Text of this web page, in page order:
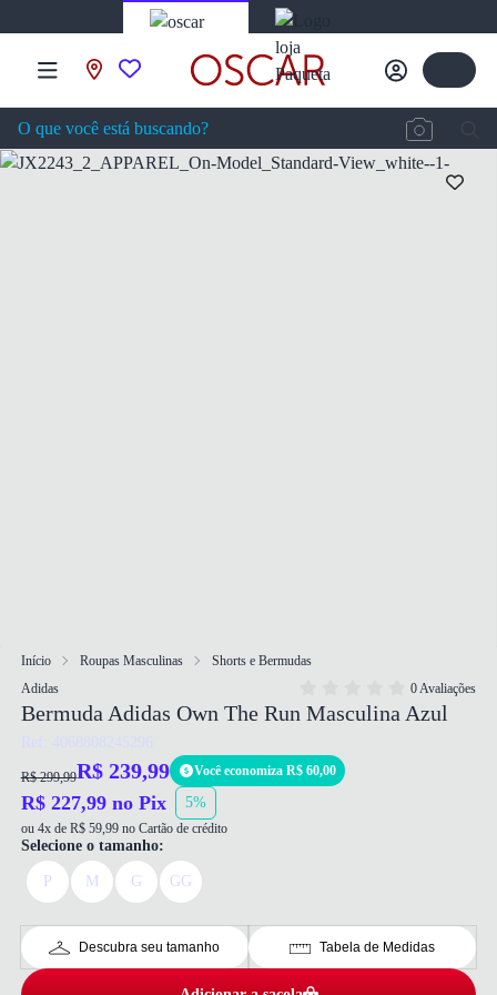
Início Roupas Masculinas
Shorts e Bermudas
Adidas
0 Avaliações
Bermuda Adidas Own The Run Masculina Azul
Ref: 4068808245296
R$ 299,99R$ 239,99 Você economiza R$ 60,00
R$ 227,99 no Pix 5%
ou 4x de R$ 59,99 no Cartão de crédito
Selecione o tamanho:
P M G GG
Descubra seu tamanho Tabela de Medidas